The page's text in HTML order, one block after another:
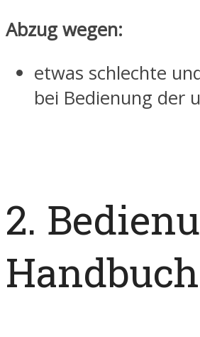
Abzug wegen:
etwas schlechte
bei Bedienung der
2.
Handbuch